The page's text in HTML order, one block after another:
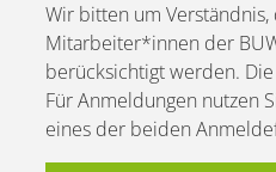
Wir bitten um
Mitarbeiter*innen der
berücksichtigt werden.
Für Anmeldungen nutzen
eines der beiden